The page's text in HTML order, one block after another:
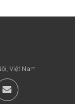
Việt Nam